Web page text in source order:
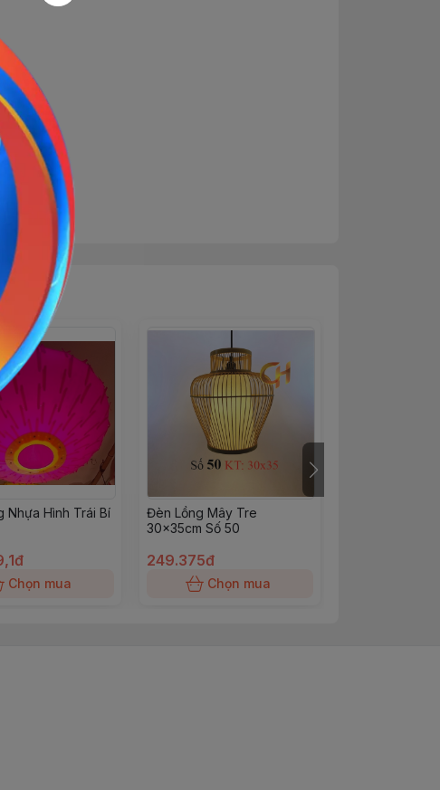
Nhựa Hình Trái Bí
Chọn mua
Đèn Lồng Mây Tre
30x35cm Số 50
249.375đ
Chọn mua